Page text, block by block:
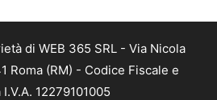
di WEB 365 SRL - Via Nicola
Roma (RM) - Codice Fiscale e
12279101005